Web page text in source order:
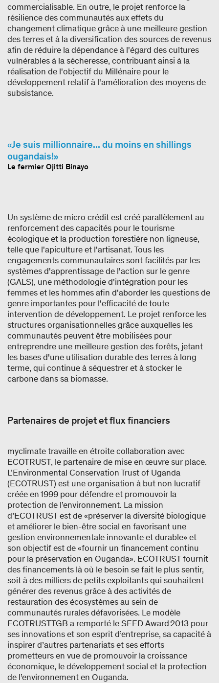
commercialisable. En outre, le projet renforce la
résilience des communautés aux effets du
changement climatique grâce à une meilleure gestion
des terres et à la diversification des sources de revenus
afin de réduire la dépendance à l'égard des cultures
vulnérables à la sécheresse, contribuant ainsi à la
réalisation de l'objectif du Millénaire pour le
développement relatif à l'amélioration des moyens de
subsistance.
Je suis millionnaire... du moins en shillings
ougandais!
Le fermier Ojitti Binayo
Un système de micro crédit est créé parallèlement au
renforcement des capacités pour le tourisme
écologique et la production forestière non ligneuse,
telle que l'apiculture et l'artisanat. Tous les
engagements communautaires sont facilités par les
systèmes d'apprentissage de l'action sur le genre
(GALS), une méthodologie d'intégration pour les
femmes et les hommes afin d'aborder les questions de
genre importantes pour l'efficacité de toute
intervention de développement. Le projet renforce les
structures organisationnelles grâce auxquelles les
communautés peuvent être mobilisées pour
entreprendre une meilleure gestion des forêts, jetant
les bases d'une utilisation durable des terres à long
terme, qui continue à séquestrer et à stocker le
carbone dans sa biomasse.
Partenaires de projet et flux financiers
myclimate travaille en étroite collaboration avec
ECOTRUST, le partenaire de mise en œuvre sur place.
L’Environmental Conservation Trust of Uganda
(ECOTRUST) est une organisation à but non lucratif
créée en 1999 pour défendre et promouvoir la
protection de l’environnement. La mission
d’ECOTRUST est de «préserver la diversité biologique
et améliorer le bien-être social en favorisant une
gestion environnementale innovante et durable» et
son objectif est de «fournir un financement continu
pour la préservation en Ouganda». ECOTRUST fournit
des financements là où le besoin se fait le plus sentir,
soit à des milliers de petits exploitants qui souhaitent
générer des revenus grâce à des activités de
restauration des écosystèmes au sein de
communautés rurales défavorisées. Le modèle
ECOTRUST TGB a remporté le SEED Award 2013 pour
ses innovations et son esprit d’entreprise, sa capacité à
inspirer d’autres partenariats et ses efforts
prometteurs en vue de promouvoir la croissance
économique, le développement social et la protection
de l’environnement en Ouganda.